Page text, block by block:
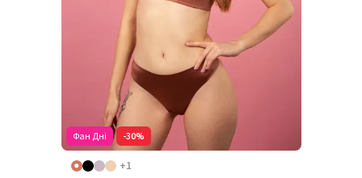
Фан Дні -30%
+1